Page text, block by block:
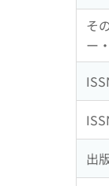
そ
ー
出